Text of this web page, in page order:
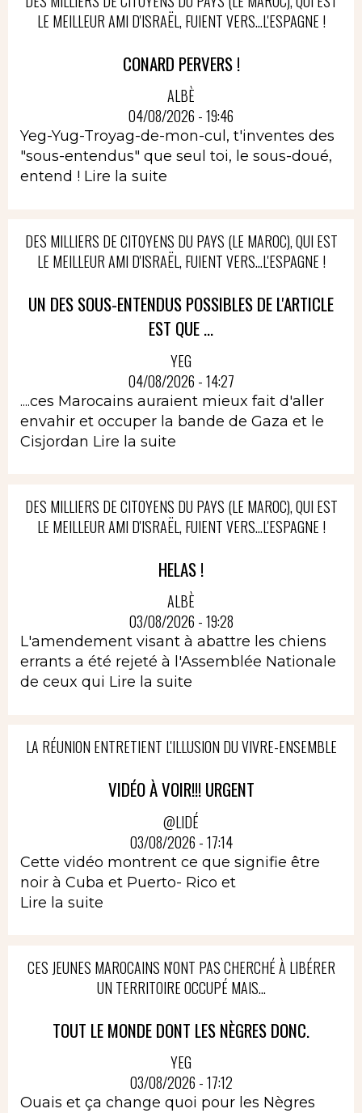
LE MEILLEUR AMI D'ISRAËL, FUIENT VERS...L'ESPAGNE !
CONARD PERVERS !
ALBÈ
04/08/2026 - 19:46
Yeg-Yug-Troyag-de-mon-cul, t'inventes des
"sous-entendus" que seul toi, le sous-doué,
entend ! Lire la suite
DES MILLIERS DE CITOYENS DU PAYS (LE MAROC), QUI EST
LE MEILLEUR AMI D'ISRAËL, FUIENT VERS...L'ESPAGNE !
UN DES SOUS-ENTENDUS POSSIBLES DE L'ARTICLE
EST QUE ...
YEG
04/08/2026 - 14:27
....ces Marocains auraient mieux fait d'aller
envahir et occuper la bande de Gaza et le
Cisjordan Lire la suite
DES MILLIERS DE CITOYENS DU PAYS (LE MAROC), QUI EST
LE MEILLEUR AMI D'ISRAËL, FUIENT VERS...L'ESPAGNE !
HELAS !
ALBÈ
03/08/2026 - 19:28
L'amendement visant à abattre les chiens
errants a été rejeté à l'Assemblée Nationale
de ceux qui Lire la suite
LA RÉUNION ENTRETIENT L'ILLUSION DU VIVRE-ENSEMBLE
VIDÉO À VOIR!!! URGENT
@LIDÉ
03/08/2026 - 17:14
Cette vidéo montrent ce que signifie être
noir à Cuba et Puerto- Rico et
Lire la suite
CES JEUNES MAROCAINS N'ONT PAS CHERCHÉ À LIBÉRER
UN TERRITOIRE OCCUPÉ MAIS...
TOUT LE MONDE DONT LES NÈGRES DONC.
YEG
03/08/2026 - 17:12
Ouais et ça change quoi pour les Nègres